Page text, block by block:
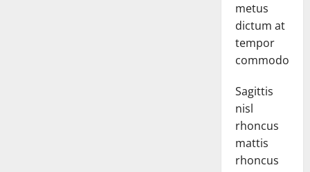
metus
dictum at
tempor
commodo.
Sagittis
nisl
rhoncus
mattis
rhoncus